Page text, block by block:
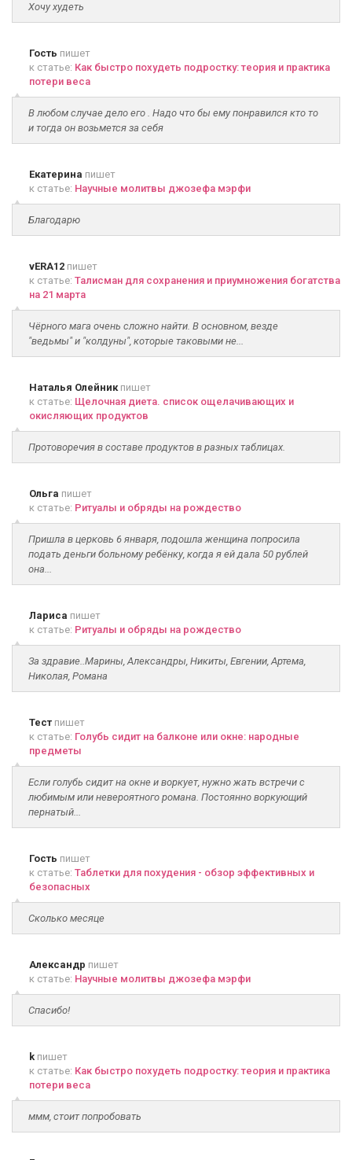
Хочу худеть
Гость пишет
к статье: Как быстро похудеть подростку: теория и практика
потери веса
В любом случае дело его . Надо что бы ему понравился кто то
и тогда он возьмется за себя
Екатерина пишет
к статье: Научные молитвы джозефа мэрфи
Благодарю
vERA12 пишет
к статье: Талисман для сохранения и приумножения богатства
на 21 марта
Чёрного мага очень сложно найти. В основном, везде
"ведьмы" и "колдуны", которые таковыми не...
Наталья Олейникпишет
к статье: Щелочная диета. список ощелачивающих и
окисляющих продуктов
Протоворечия в составе продуктов в разных таблицах.
Ольга пишет
к статье: Ритуалы и обряды на рождество
Пришла в церковь 6 января, подошла женщина попросила
подать деньги больному ребёнку, когда я ей дала 50 рублей
она...
Лариса пишет
к статье: Ритуалы и обряды на рождество
За здравие..Марины, Александры, Никиты, Евгении, Артема,
Николая, Романа
Тест пишет
к статье: Голубь сидит на балконе или окне: народные
предметы
Если голубь сидит на окне и воркует, нужно жать встречи с
любимым или невероятного романа. Постоянно воркующий
пернатый...
Гость пишет
к статье: Таблетки для похудения - обзор эффективных и
безопасных
Сколько месяце
Александр пишет
к статье: Научные молитвы джозефа мэрфи
Спасибо!
k пишет
к статье: Как быстро похудеть подростку: теория и практика
потери веса
ммм, стоит попробовать